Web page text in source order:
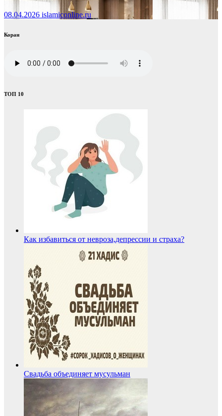
08.04.2026 islamiconline.ru
Коран
ТОП 10
Как избавиться от невроза,депрессии и страха?
Свадьба объединяет мусульман